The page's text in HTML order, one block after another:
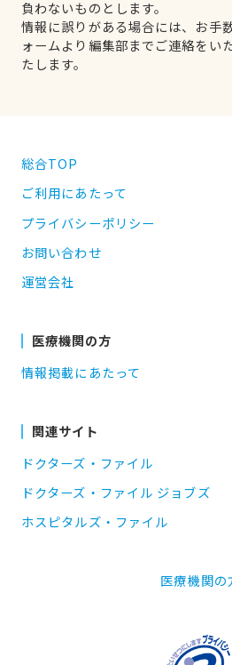
負わないものとします。
情報に誤りがある場合には、お手
ォームより編集部までご連絡をい
たします。
総合TOP
ご利用にあたって
プライバシーポリシー
お問い合わせ
運営会社
医療機関の方
情報掲載にあたって
関連サイト
ドクターズ・ファイル
ドクターズ・ファイル ジョブズ
ホスピタルズ・ファイル
医療機関